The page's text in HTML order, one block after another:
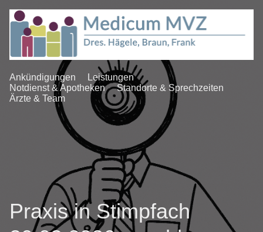
Ankündigungen
Leistungen
Notdienst & Apotheken
Standorte & Sprechzeiten
Ärzte & Team
Praxis in Stimpfach